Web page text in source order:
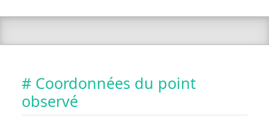
# Coordonnées du point
observé